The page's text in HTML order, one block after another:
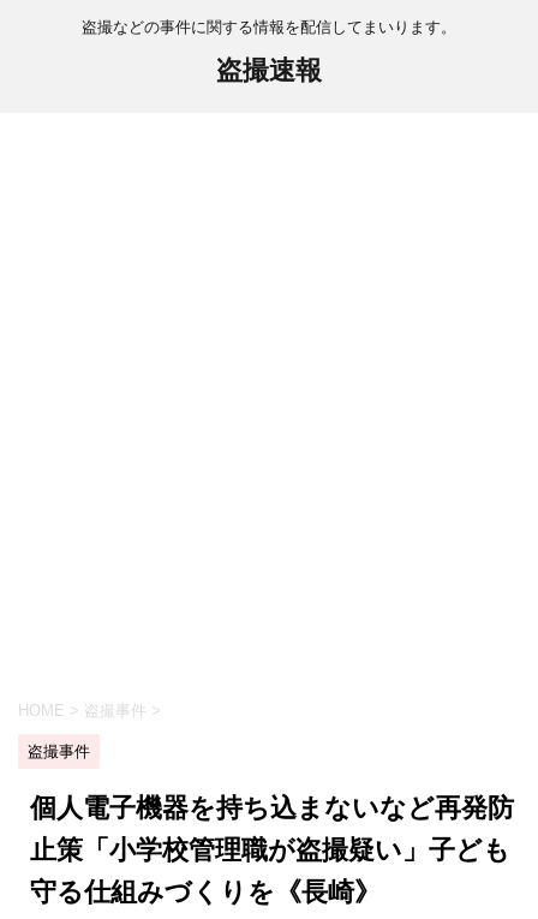
盗撮などの事件に関する情報を配信してまいります。
盗撮速報
HOME > 盗撮事件 >
盗撮事件
個人電子機器を持ち込まないなど再発防
止策「小学校管理職が盗撮疑い」子ども
守る仕組みづくりを《長崎》